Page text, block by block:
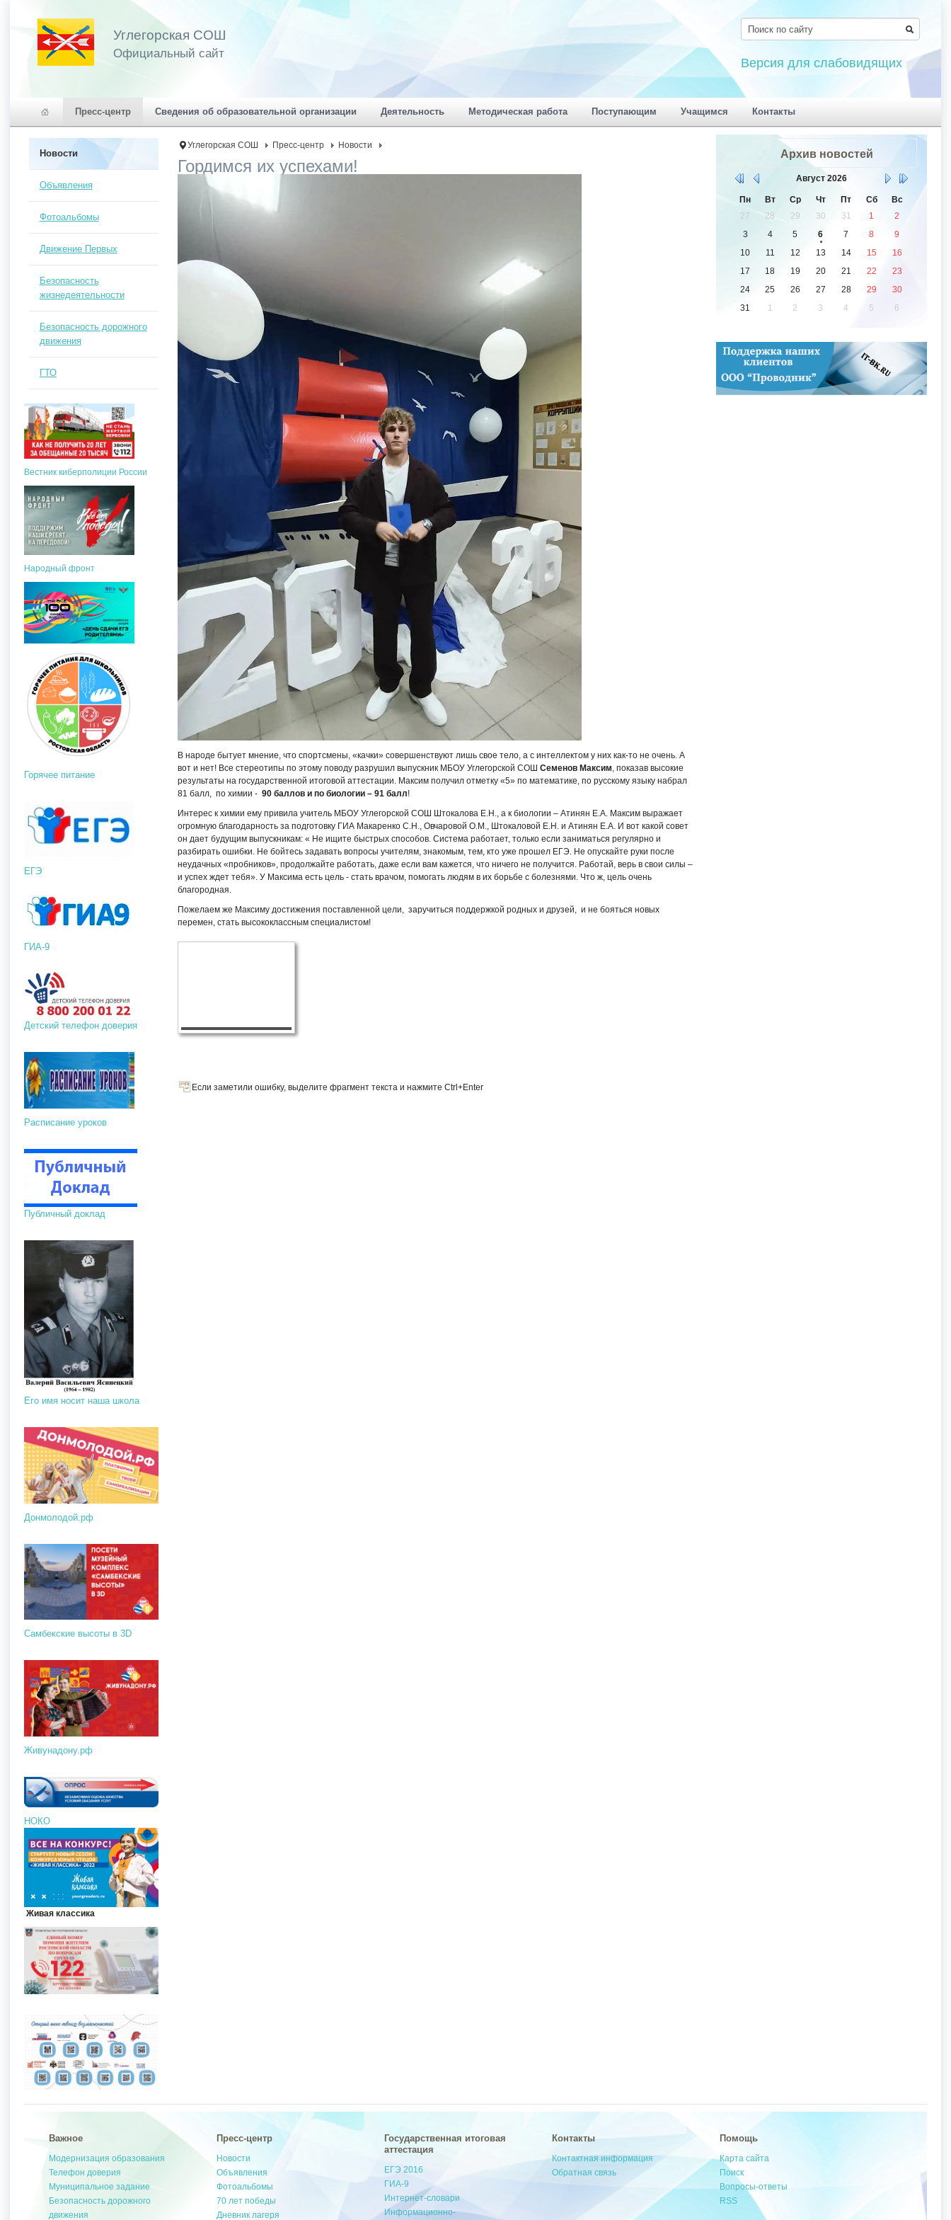
Углегорская СОШ
Официальный сайт
Версия для слабовидящих
Пресс-центр Сведения об образовательной организации Деятельность Методическая работа Поступающим Учащимся Контакты
Углегорская СОШ Пресс-центр Новости
Гордимся их успехами!
В народе бытует мнение, что спортсмены, «качки» совершенствуют лишь свое тело, а с интеллектом у них как-то не очень. А
вот и нет! Все стереотипы по этому поводу разрушил выпускник МБОУ Углегорской СОШ Семенов Максим, показав высокие
результаты на государственной итоговой аттестации. Максим получил отметку «5» по математике, по русскому языку набрал
81 балл, по химии - 90 баллов и по биологии – 91 балл!
Интерес к химии ему привила учитель МБОУ Углегорской СОШ Штокалова Е.Н., а к биологии – Атинян Е.А. Максим выражает
огромную благодарность за подготовку ГИА Макаренко С.Н., Овчаровой О.М., Штокаловой Е.Н. и Атинян Е.А. И вот какой совет
он дает будущим выпускникам: « Не ищите быстрых способов. Система работает, только если заниматься регулярно и
разбирать ошибки. Не бойтесь задавать вопросы учителям, знакомым, тем, кто уже прошел ЕГЭ. Не опускайте руки после
неудачных «пробников», продолжайте работать, даже если вам кажется, что ничего не получится. Работай, верь в свои силы –
и успех ждет тебя». У Максима есть цель - стать врачом, помогать людям в их борьбе с болезнями. Что ж, цель очень
благородная.
Пожелаем же Максиму достижения поставленной цели, заручиться поддержкой родных и друзей, и не бояться новых
перемен, стать высококлассным специалистом!
Если заметили ошибку, выделите фрагмент текста и нажмите Ctrl+Enter
Новости
Объявления
Фотоальбомы
Движение Первых
Безопасность
жизнедеятельности
Безопасность дорожного
движения
ГТО
Вестник киберполиции России
Народный фронт
Горячее питание
ЕГЭ
ГИА-9
Детский телефон доверия
Расписание уроков
Публичный доклад
Его имя носит наша школа
Донмолодой.рф
Самбекские высоты в 3D
Живунадону.рф
НОКО
Живая классика
Архив новостей
Август 2026
Пн Вт Ср Чт Пт Сб
Вс
27
28 29 30 31 1
2
3
4 5 6 7 8
9
10
11 12 13 14 15
16
17
18 19 20 21 22
23
24
25 26 27 28 29
30
31
1 2 3 4 5 6
Важное
Модернизация образования
Телефон доверия
Муниципальное задание
Безопасность дорожного
движения
Пресс-центр
Новости
Объявления
Фотоальбомы
70 лет победы
Дневник лагеря
Государственная итоговая
аттестация
ЕГЭ 2016
ГИА-9
Интернет-словари
Информационно-
Контакты
Контактная информация
Обратная связь
Помощь
Карта сайта
Поиск
Вопросы-ответы
RSS